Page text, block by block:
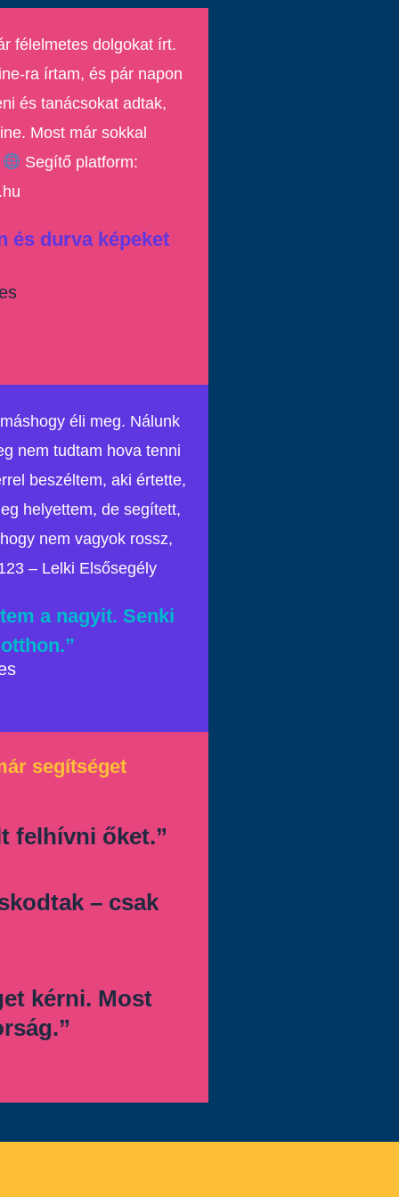
félelmetes dolgokat írt.
ra írtam, és pár napon
és tanácsokat adtak,
Most már sokkal
Segítő platform:
és durva képeket
éli meg. Nálunk
nem tudtam hova tenni
beszéltem, aki értette,
helyettem, de segített,
nem vagyok rossz,
– Lelki Elsősegély
a nagyit. Senki
segítséget
felhívni őket.”
– csak
kérni. Most